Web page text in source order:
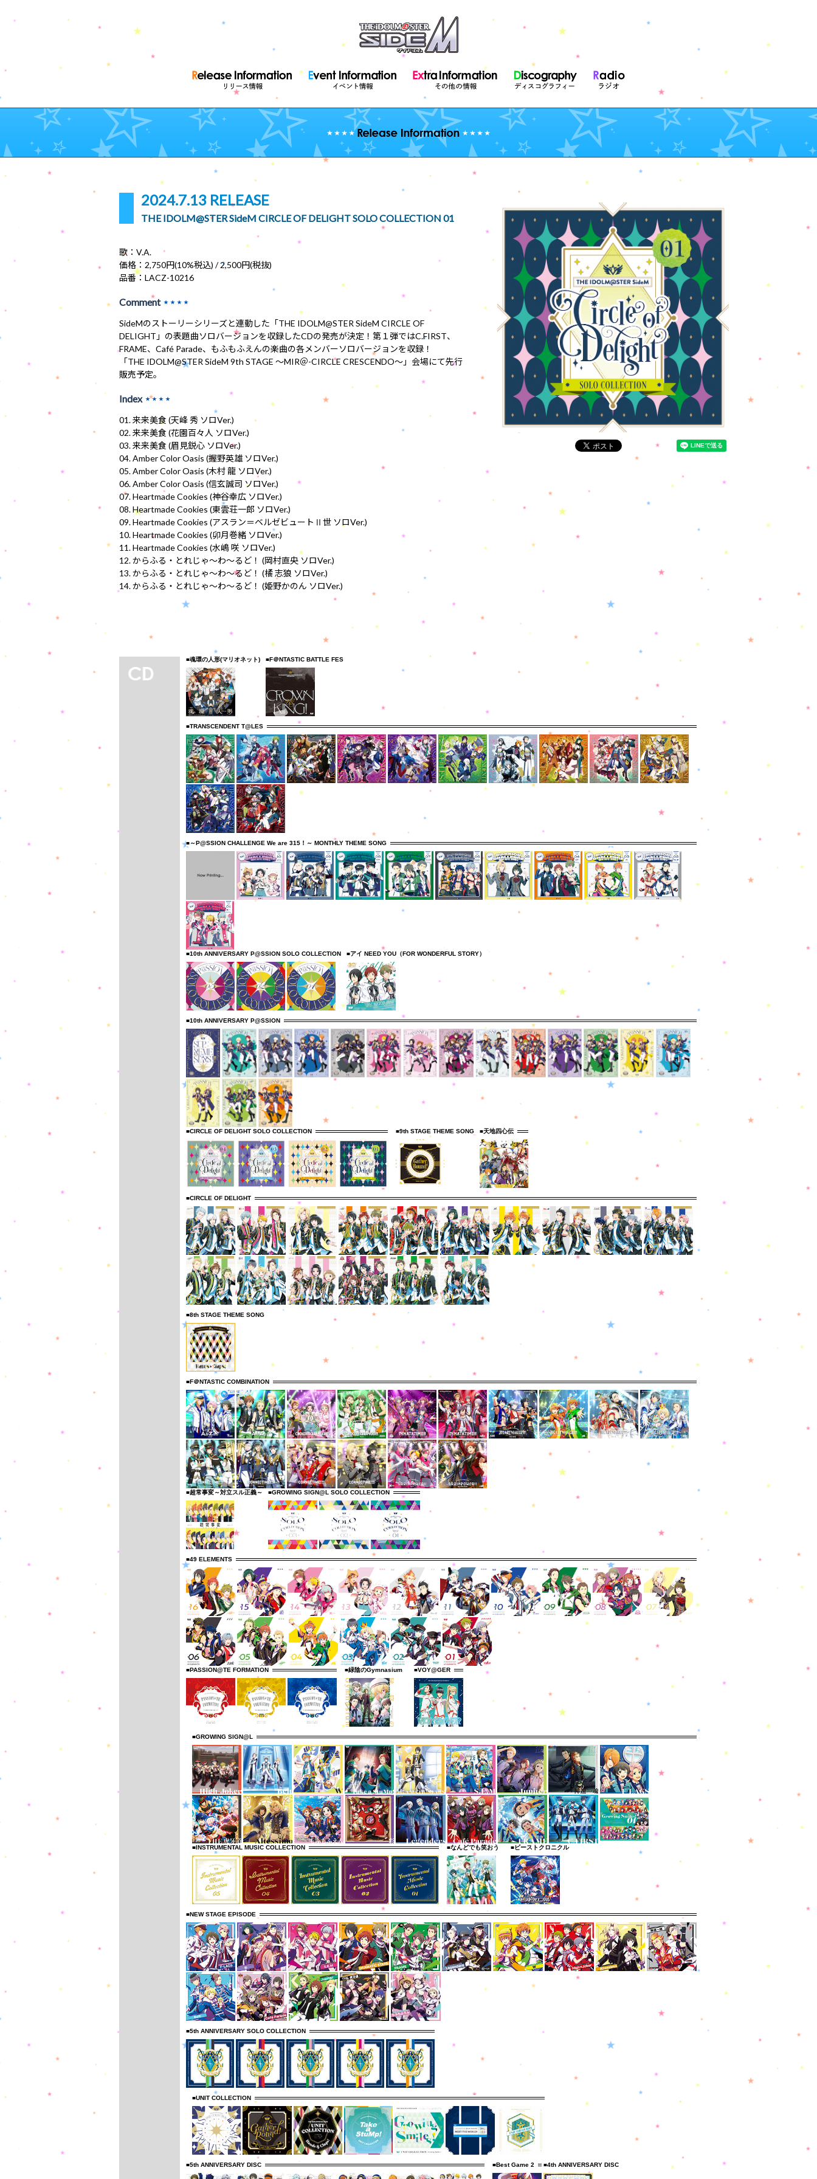
2024.7.13 RELEASE
THE IDOLM@STER SideM CIRCLE OF DELIGHT SOLO COLLECTION 01
歌：V.A.
価格：2,750円(10%税込) / 2,500円(税抜)
品番：LACZ-10216
Comment ★★★★
SideMのストーリーシリーズと連動した「THE IDOLM@STER SideM CIRCLE OF
DELIGHT」の表題曲ソロバージョンを収録したCDの発売が決定！第１弾ではC.FIRST、
FRAME、Café Parade、もふもふえんの楽曲の各メンバーソロバージョンを収録！
「THE IDOLM@STER SideM 9th STAGE ～MIR＠-CIRCLE CRESCENDO～」会場にて先行
販売予定。
Index ★★★★
01. 来来美食 (天峰 秀 ソロVer.)
02. 来来美食 (花園百々人 ソロVer.)
03. 来来美食 (眉見鋭心 ソロVer.)
04. Amber Color Oasis (握野英雄 ソロVer.)
05. Amber Color Oasis (木村 龍 ソロVer.)
06. Amber Color Oasis (信玄誠司 ソロVer.)
07. Heartmade Cookies (神谷幸広 ソロVer.)
08. Heartmade Cookies (東雲荘一郎 ソロVer.)
09. Heartmade Cookies (アスラン＝ベルゼビュートⅡ世 ソロVer.)
10. Heartmade Cookies (卯月巻緒 ソロVer.)
11. Heartmade Cookies (水嶋 咲 ソロVer.)
12. からふる・とれじゃ～わ～るど！ (岡村直央 ソロVer.)
13. からふる・とれじゃ～わ～るど！ (橘 志狼 ソロVer.)
14. からふる・とれじゃ～わ～るど！ (姫野かのん ソロVer.)
■魂環の人形(マリオネット) ■F＠NTASTIC BATTLE FES
■TRANSCENDENT T@LES
■～P@SSION CHALLENGE We are 315！～ MONTHLY THEME SONG
■10th ANNIVERSARY P@SSION SOLO COLLECTION ■アイ NEED YOU（FOR WONDERFUL STORY）
■10th ANNIVERSARY P@SSION
■CIRCLE OF DELIGHT SOLO COLLECTION ■9th STAGE THEME SONG ■天地四心伝
■CIRCLE OF DELIGHT
■8th STAGE THEME SONG
■F＠NTASTIC COMBINATION
■超常事変～対立スル正義～ ■GROWING SIGN@L SOLO COLLECTION
■49 ELEMENTS
■PASSION@TE FORMATION ■緑陰のGymnasium ■VOY@GER
■GROWING SIGN@L
■INSTRUMENTAL MUSIC COLLECTION ■なんどでも笑おう ■ビーストクロニクル
■NEW STAGE EPISODE
■5th ANNIVERSARY SOLO COLLECTION
■UNIT COLLECTION
■5th ANNIVERSARY DISC ■Best Game 2 ■4th ANNIVERSARY DISC